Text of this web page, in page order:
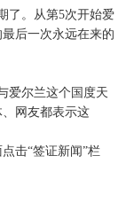
了。从第5次开始爱
后一次永远在来的
爱尔兰这个国度天
网友都表示这
击“签证新闻”栏